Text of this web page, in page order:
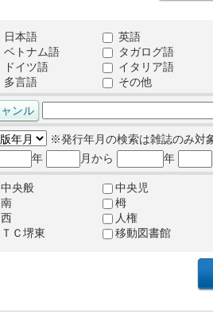
日本語
英語
ベトナム語
タガログ語
ドイツ語
イタリア語
多言語
その他
※発行年月の検索は雑誌のみ対
年
月から 年
中央般
中央児
南
栂
西
人権
ＴＣ堺東
移動図書館